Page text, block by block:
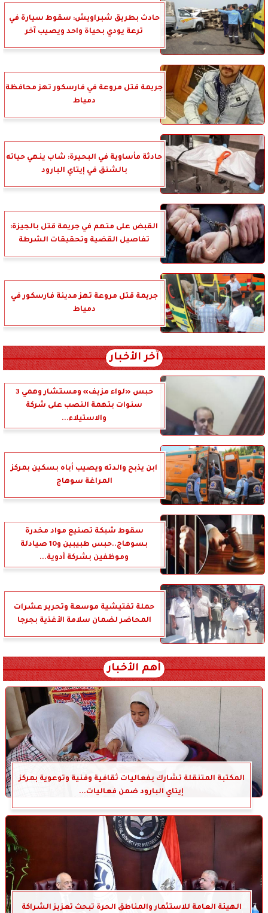
حادث بطريق شبراويش: سقوط سيارة في
ترعة يودي بحياة واحد ويصيب آخر
جريمة قتل مروعة في فارسكور تهز محافظة
دمياط
حادثة مأساوية في البحيرة: شاب ينهي حياته
بالشنق في إيتاي البارود
القبض على متهم في جريمة قتل بالجيزة:
تفاصيل القضية وتحقيقات الشرطة
جريمة قتل مروعة تهز مدينة فارسكور في
دمياط
آخر الأخبار
حبس «لواء مزيف» ومستشار وهمي 3
سنوات بتهمة النصب على شركة
والاستيلاء...
ابن يذبح والدته ويصيب أباه بسكين بمركز
المراغة سوهاج
سقوط شبكة تصنيع مواد مخدرة
بسوهاج..حبس طبيبين و10 صيادلة
وموظفين بشركة أدوية...
حملة تفتيشية موسعة وتحرير عشرات
المحاضر لضمان سلامة الأغذية بجرجا
أهم الأخبار
المكتبة المتنقلة تشارك بفعاليات ثقافية وفنية وتوعوية بمركز
إيتاي البارود ضمن فعاليات...
الهيئة العامة للاستثمار والمناطق الحرة تبحث تعزيز الشراكة